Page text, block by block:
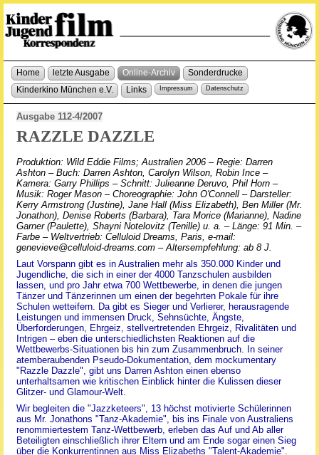
Home letzte Ausgabe Online-Archiv
Sonderdrucke
Kinderkino München e.V.
Links Impressum Datenschutz
Ausgabe 112-4/2007
RAZZLE DAZZLE
Produktion: Wild Eddie Films; Australien 2006 – Regie: Darren
Ashton – Buch: Darren Ashton, Carolyn Wilson, Robin Ince –
Kamera: Garry Phillips – Schnitt: Julieanne Deruvo, Phil Horn –
Musik: Roger Mason – Choreographie: John O'Connell – Darsteller:
Kerry Armstrong (Justine), Jane Hall (Miss Elizabeth), Ben Miller (Mr.
Jonathon), Denise Roberts (Barbara), Tara Morice (Marianne), Nadine
Garner (Paulette), Shayni Notelovitz (Tenille) u. a. – Länge: 91 Min. –
Farbe – Weltvertrieb: Celluloid Dreams, Paris, e-mail:
genevieve@celluloid-dreams.com – Altersempfehlung: ab 8 J.
Laut Vorspann gibt es in Australien mehr als 350.000 Kinder und
Jugendliche, die sich in einer der 4000 Tanzschulen ausbilden
lassen, und pro Jahr etwa 700 Wettbewerbe, in denen die jungen
Tänzer und Tänzerinnen um einen der begehrten Pokale für ihre
Schulen wetteifern. Da gibt es Sieger und Verlierer, herausragende
Leistungen und immensen Druck, Sehnsüchte, Ängste,
Überforderungen, Ehrgeiz, stellvertretenden Ehrgeiz, Rivalitäten und
Intrigen – eben die unterschiedlichsten Reaktionen auf die
Wettbewerbs-Situationen bis hin zum Zusammenbruch. In seiner
atemberaubenden Pseudo-Dokumentation, dem mockumentary
"Razzle Dazzle", gibt uns Darren Ashton einen ebenso
unterhaltsamen wie kritischen Einblick hinter die Kulissen dieser
Glitzer- und Glamour-Welt.
Wir begleiten die "Jazzketeers", 13 höchst motivierte Schülerinnen
aus Mr. Jonathons "Tanz-Akademie", bis ins Finale von Australiens
renommiertestem Tanz-Wettbewerb, erleben das Auf und Ab aller
Beteiligten einschließlich ihrer Eltern und am Ende sogar einen Sieg
über die Konkurrentinnen aus Miss Elizabeths "Talent-Akademie".